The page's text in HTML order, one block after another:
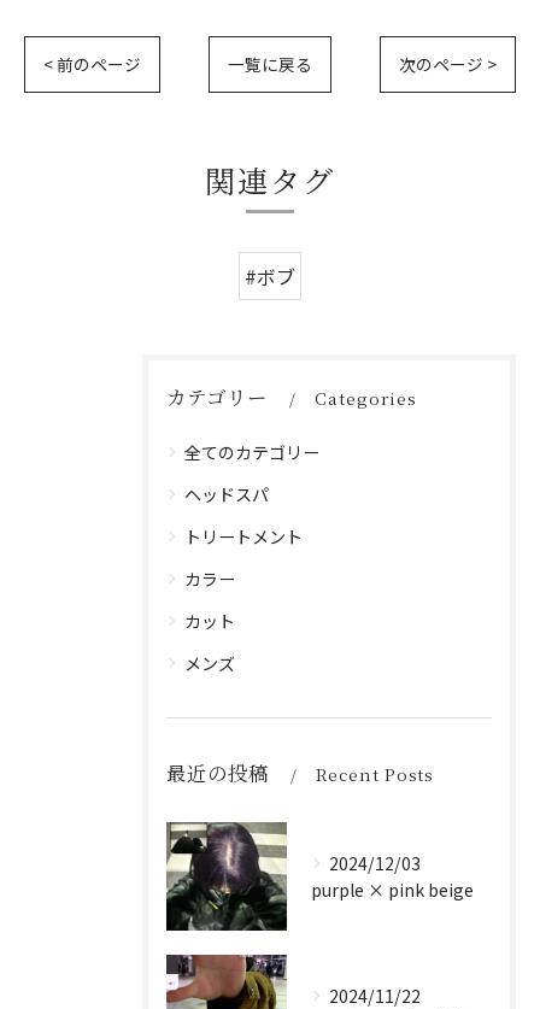
< 前のページ 一覧に戻る 次のページ >
関連タグ
#ボブ
カテゴリー Categories
全てのカテゴリー
ヘッドスパ
トリートメント
カラー
カット
メンズ
最近の投稿 Recent Posts
2024/12/03
purple × pink beige
2024/11/22